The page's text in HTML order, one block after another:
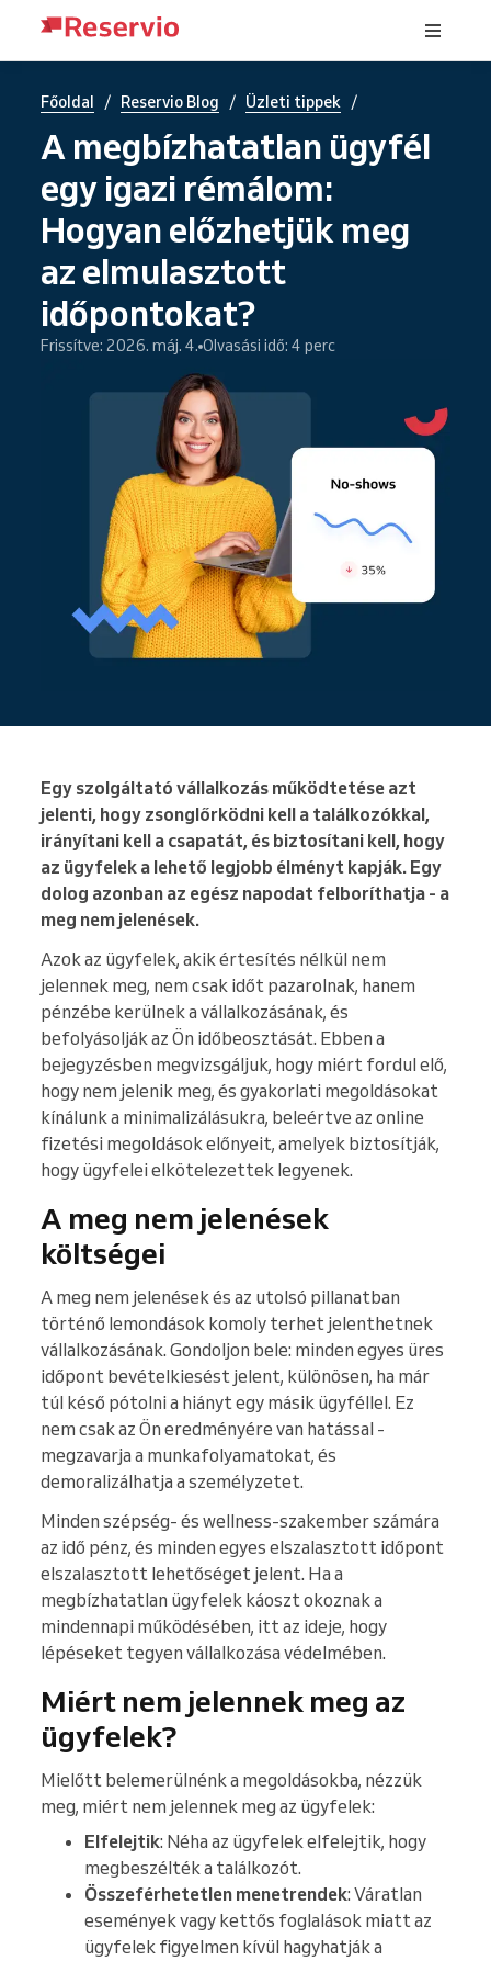
Főoldal / Reservio Blog / Üzleti tippek /
A megbízhatatlan ügyfél
egy igazi rémálom:
Hogyan előzhetjük meg
az elmulasztott
időpontokat?
Frissítve: 2026. máj. 4. Olvasási idő: 4 perc
Egy szolgáltató vállalkozás működtetése azt
jelenti, hogy zsonglőrködni kell a találkozókkal,
irányítani kell a csapatát, és biztosítani kell, hogy
az ügyfelek a lehető legjobb élményt kapják. Egy
dolog azonban az egész napodat felboríthatja - a
meg nem jelenések.
Azok az ügyfelek, akik értesítés nélkül nem
jelennek meg, nem csak időt pazarolnak, hanem
pénzébe kerülnek a vállalkozásának, és
befolyásolják az Ön időbeosztását. Ebben a
bejegyzésben megvizsgáljuk, hogy miért fordul elő,
hogy nem jelenik meg, és gyakorlati megoldásokat
kínálunk a minimalizálásukra, beleértve az online
fizetési megoldások előnyeit, amelyek biztosítják,
hogy ügyfelei elkötelezettek legyenek.
A meg nem jelenések
költségei
A meg nem jelenések és az utolsó pillanatban
történő lemondások komoly terhet jelenthetnek
vállalkozásának. Gondoljon bele: minden egyes üres
időpont bevételkiesést jelent, különösen, ha már
túl késő pótolni a hiányt egy másik ügyféllel. Ez
nem csak az Ön eredményére van hatással -
megzavarja a munkafolyamatokat, és
demoralizálhatja a személyzetet.
Minden szépség- és wellness-szakember számára
az idő pénz, és minden egyes elszalasztott időpont
elszalasztott lehetőséget jelent. Ha a
megbízhatatlan ügyfelek káoszt okoznak a
mindennapi működésében, itt az ideje, hogy
lépéseket tegyen vállalkozása védelmében.
Miért nem jelennek meg az
ügyfelek?
Mielőtt belemerülnénk a megoldásokba, nézzük
meg, miért nem jelennek meg az ügyfelek:
Elfelejtik: Néha az ügyfelek elfelejtik, hogy
megbeszélték a találkozót.
Összeférhetetlen menetrendek: Váratlan
események vagy kettős foglalások miatt az
ügyfelek figyelmen kívül hagyhatják a